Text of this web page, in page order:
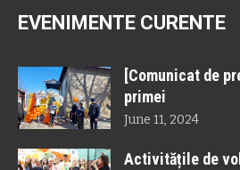
EVENIMENTE CURENTE
[Comunicat de
primei
June 11, 2024
Activitățile de